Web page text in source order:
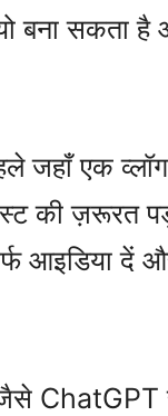
बना सकता
जहाँ एक
की ज़रूरत
आइडिया दें
ChatGPT